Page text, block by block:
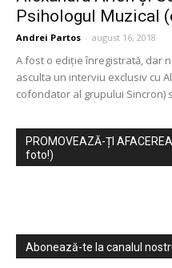
Psihologul Muzical
Andrei Partos - august 16, 2018
A fost o ediție înregistrată, dar
asculta un interviu exclusiv cu
cofondator al grupului Sincron)
PROMOVEAZĂ-ȚI
foto!)
Abonează-te la canalul